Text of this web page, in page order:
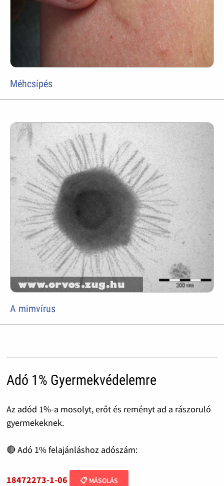
Méhcsípés
A mimvírus
Adó 1% Gyermekvédelemre
Az adód 1%-a mosolyt, erőt és reményt ad a rászoruló
gyermekeknek.
🔴 Adó 1% felajánláshoz adószám:
18472273-1-06 📋 MÁSOLÁS